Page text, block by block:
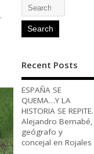
,
Recent Posts
ESPAÑA SE
QUEMA…Y LA
HISTORIA SE REPITE.
Alejandro Bernabé,
geógrafo y
concejal en Rojales